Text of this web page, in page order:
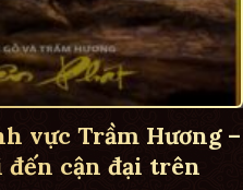
vực Trầm Hương –
đến cận đại trên